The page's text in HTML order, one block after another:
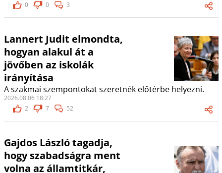
0
0 3
Lannert Judit elmondta,
hogyan alakul át a
jövőben az iskolák
irányítása
A szakmai szempontokat szeretnék előtérbe helyezni.
2026.08.06 18:27
2
7 52
Gajdos László tagadja,
hogy szabadságra ment
volna az államtitkár,